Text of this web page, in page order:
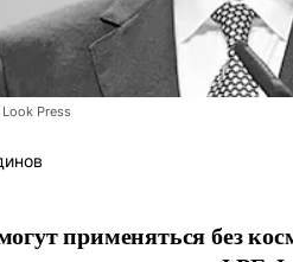
Press
применяться без